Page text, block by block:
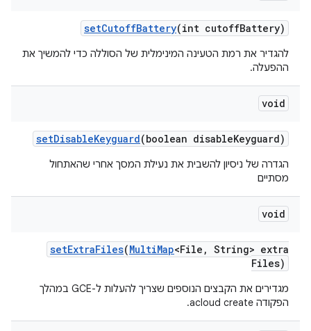
setCutoffBattery(int cutoffBattery)
להגדיר את רמת הטעינה המינימלית של הסוללה כדי להמשיך את
ההפעלה.
void
setDisableKeyguard(boolean disableKeyguard)
הגדרה של ניסיון להשבית את נעילת המסך אחרי שהאתחול
מסתיים
void
setExtraFiles(MultiMap<File , String> extra
Files)
מגדירים את הקבצים הנוספים שצריך להעלות ל-GCE במהלך
הפקודה acloud create.